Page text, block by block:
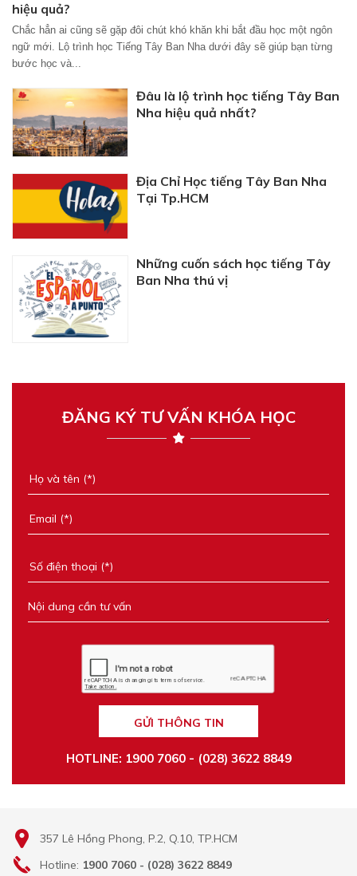
hiệu quả?
Chắc hẳn ai cũng sẽ gặp đôi chút khó khăn khi bắt đầu học một ngôn
ngữ mới. Lộ trình học Tiếng Tây Ban Nha dưới đây sẽ giúp bạn từng
bước học và...
Đâu là lộ trình học tiếng Tây Ban
Nha hiệu quả nhất?
Địa Chỉ Học tiếng Tây Ban Nha
Tại Tp.HCM
Những cuốn sách học tiếng Tây
Ban Nha thú vị
ĐĂNG KÝ TƯ VẤN KHÓA HỌC
GỬI THÔNG TIN
HOTLINE: 1900 7060 - (028) 3622 8849
357 Lê Hồng Phong, P.2, Q.10, TP.HCM
Hotline: 1900 7060 - (028) 3622 8849